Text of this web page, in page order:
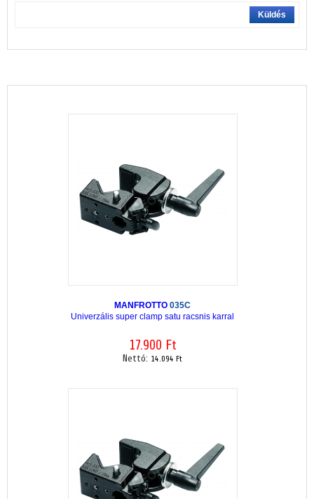
Küldés
MANFROTTO 035C
Univerzális super clamp satu racsnis karral
17.900 Ft
Nettó: 14.094 Ft